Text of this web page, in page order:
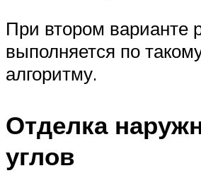
При втором варианте
выполняется по
алгоритму.
Отделка
углов